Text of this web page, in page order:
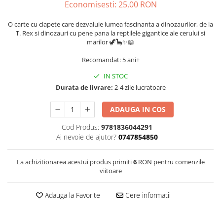
Economisesti: 25,00 RON
O carte cu clapete care dezvaluie lumea fascinanta a dinozaurilor, de la
T. Rex si dinozauri cu pene pana la reptilele gigantice ale cerului si
marilor 🦖🦕✨📖
Recomandat: 5 ani+
IN STOC
Durata de livrare: 2-4 zile lucratoare
ADAUGA IN COS
Cod Produs: 9781836044291
Ai nevoie de ajutor? 0747854850
La achizitionarea acestui produs primiti6RON pentru comenzile
viitoare
Adauga la Favorite Cere informatii